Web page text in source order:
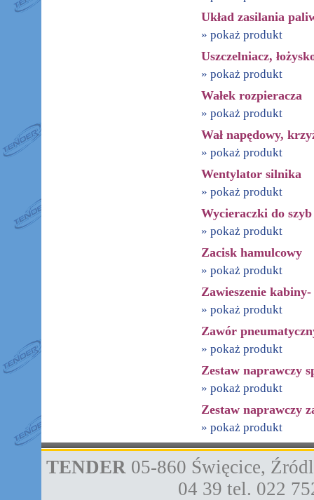
Układ zasilania
» pokaż produkt
Uszczelniacz,
» pokaż produkt
Wałek rozpieracza
» pokaż produkt
Wał napędowy,
» pokaż produkt
Wentylator silnika
» pokaż produkt
Wycieraczki do szyb
» pokaż produkt
Zacisk hamulcowy
» pokaż produkt
Zawieszenie
» pokaż produkt
Zawór
» pokaż produkt
Zestaw naprawczy
» pokaż produkt
Zestaw naprawczy
» pokaż produkt
TENDER 05-860 Święcice,
04 39 tel. 022